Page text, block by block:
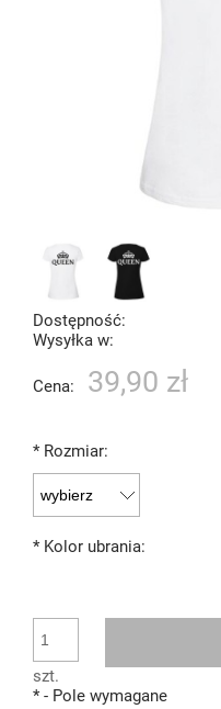
Dostępność:
Wysyłka w:
Cena: 39,90 zł
*Rozmiar:
*Kolor ubrania:
szt.
*- Pole wymagane